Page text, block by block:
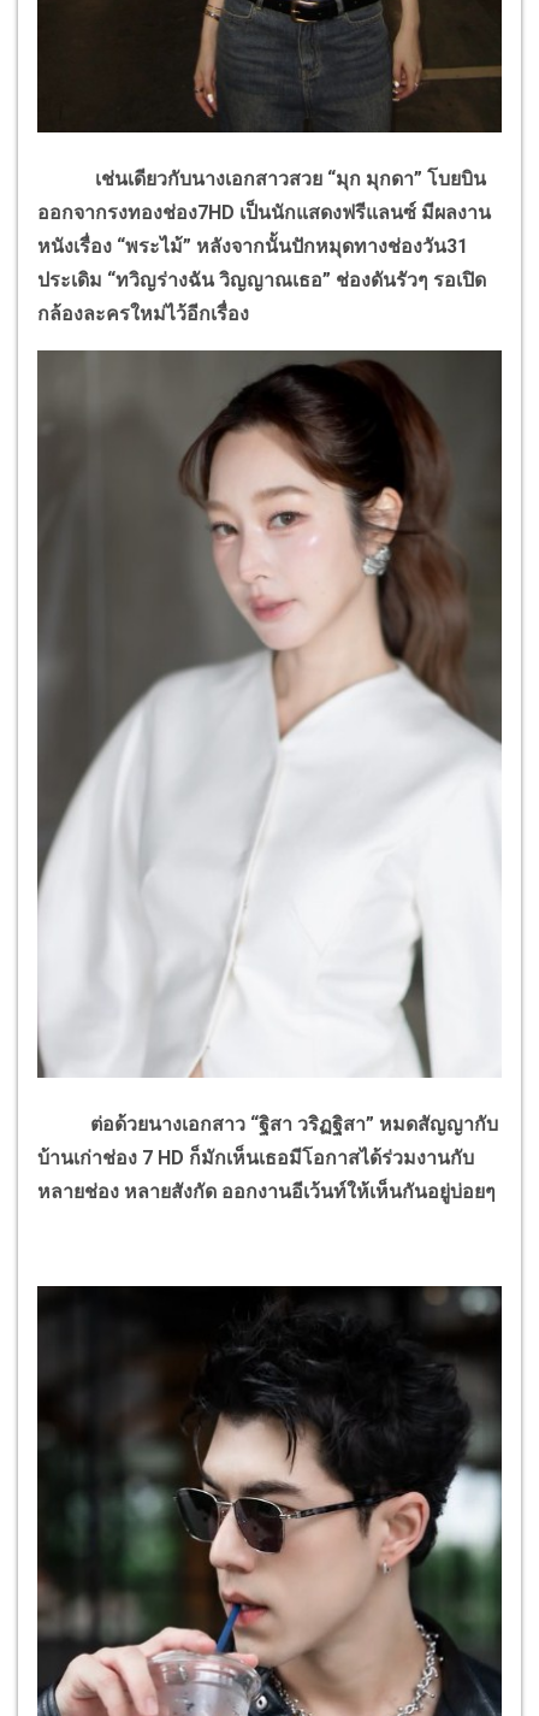
เช่นเดียวกับนางเอกสาวสวย “มุก มุกดา” โบยบิน
ออกจากรงทองช่อง7HD เป็นนักแสดงฟรีแลนซ์ มีผลงาน
หนังเรื่อง “พระไม้” หลังจากนั้นปักหมุดทางช่องวัน31
ประเดิม “ทวิญร่างฉัน วิญญาณเธอ” ช่องดันรัวๆ รอเปิด
กล้องละครใหม่ไว้อีกเรื่อง
ต่อด้วยนางเอกสาว “ฐิสา วริฏฐิสา” หมดสัญญากับ
บ้านเก่าช่อง 7 HD ก็มักเห็นเธอมีโอกาสได้ร่วมงานกับ
หลายช่อง หลายสังกัด ออกงานอีเว้นท์ให้เห็นกันอยู่บ่อยๆ